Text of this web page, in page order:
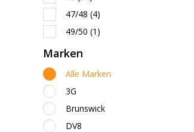
47/48 (4)
49/50 (1)
Marken
Alle Marken
3G
Brunswick
DV8